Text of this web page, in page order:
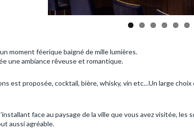
moment féerique baigné de mille lumières.
une ambiance rêveuse et romantique.
est proposée, cocktail, bière, whisky, vin etc…Un large choix
face au paysage de la ville que vous avez visitée, les
aussi agréable.